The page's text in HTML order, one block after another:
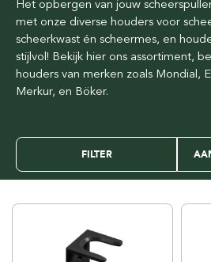
Het opbergen van jouw
met onze diverse houders voor
scheerkwast én scheermes, en
stijlvol! Bekijk hier ons assortiment,
houders van merken zoals Mondial,
Merkur, en Böker.
FILTER